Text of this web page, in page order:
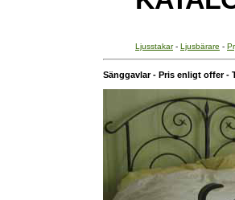
Ljusstakar- Ljusbärare -
Sänggavlar - Pris enligt offer -